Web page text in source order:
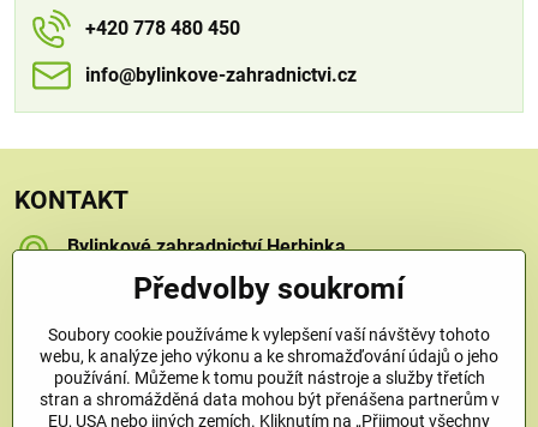
+420 778 480 450
info​​@bylinkove-zahradnictvi​​.cz
KONTAKT
Bylinkové zahradnictví Herbinka
Petra Závorcová
Na Křečku 346
+420 778 480 450
info​@bylinkove-zahradnictvi​.cz
Předvolby soukromí
Soubory cookie používáme k vylepšení vaší návštěvy tohoto
webu, k analýze jeho výkonu a ke shromažďování údajů o jeho
používání. Můžeme k tomu použít nástroje a služby třetích
stran a shromážděná data mohou být přenášena partnerům v
EU, USA nebo jiných zemích. Kliknutím na „Přijmout všechny